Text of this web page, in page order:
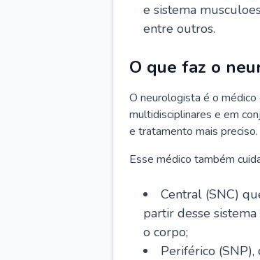
e sistema
entre outros.
O que faz o
O neurologista é o
multidisciplinares e em
e tratamento mais preciso.
Esse médico também
Central (SNC)
partir desse
o corpo;
Periférico